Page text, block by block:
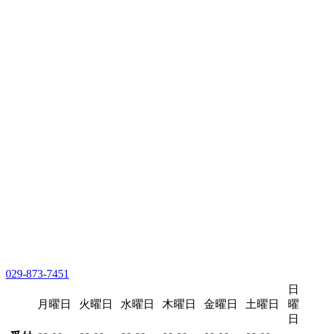
029-873-7451
月曜日 火曜日 水曜日 木曜日 金曜日 土曜日
日
曜
日